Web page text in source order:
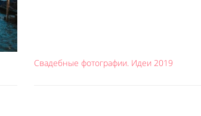
Свадебные фотографии. Идеи 2019